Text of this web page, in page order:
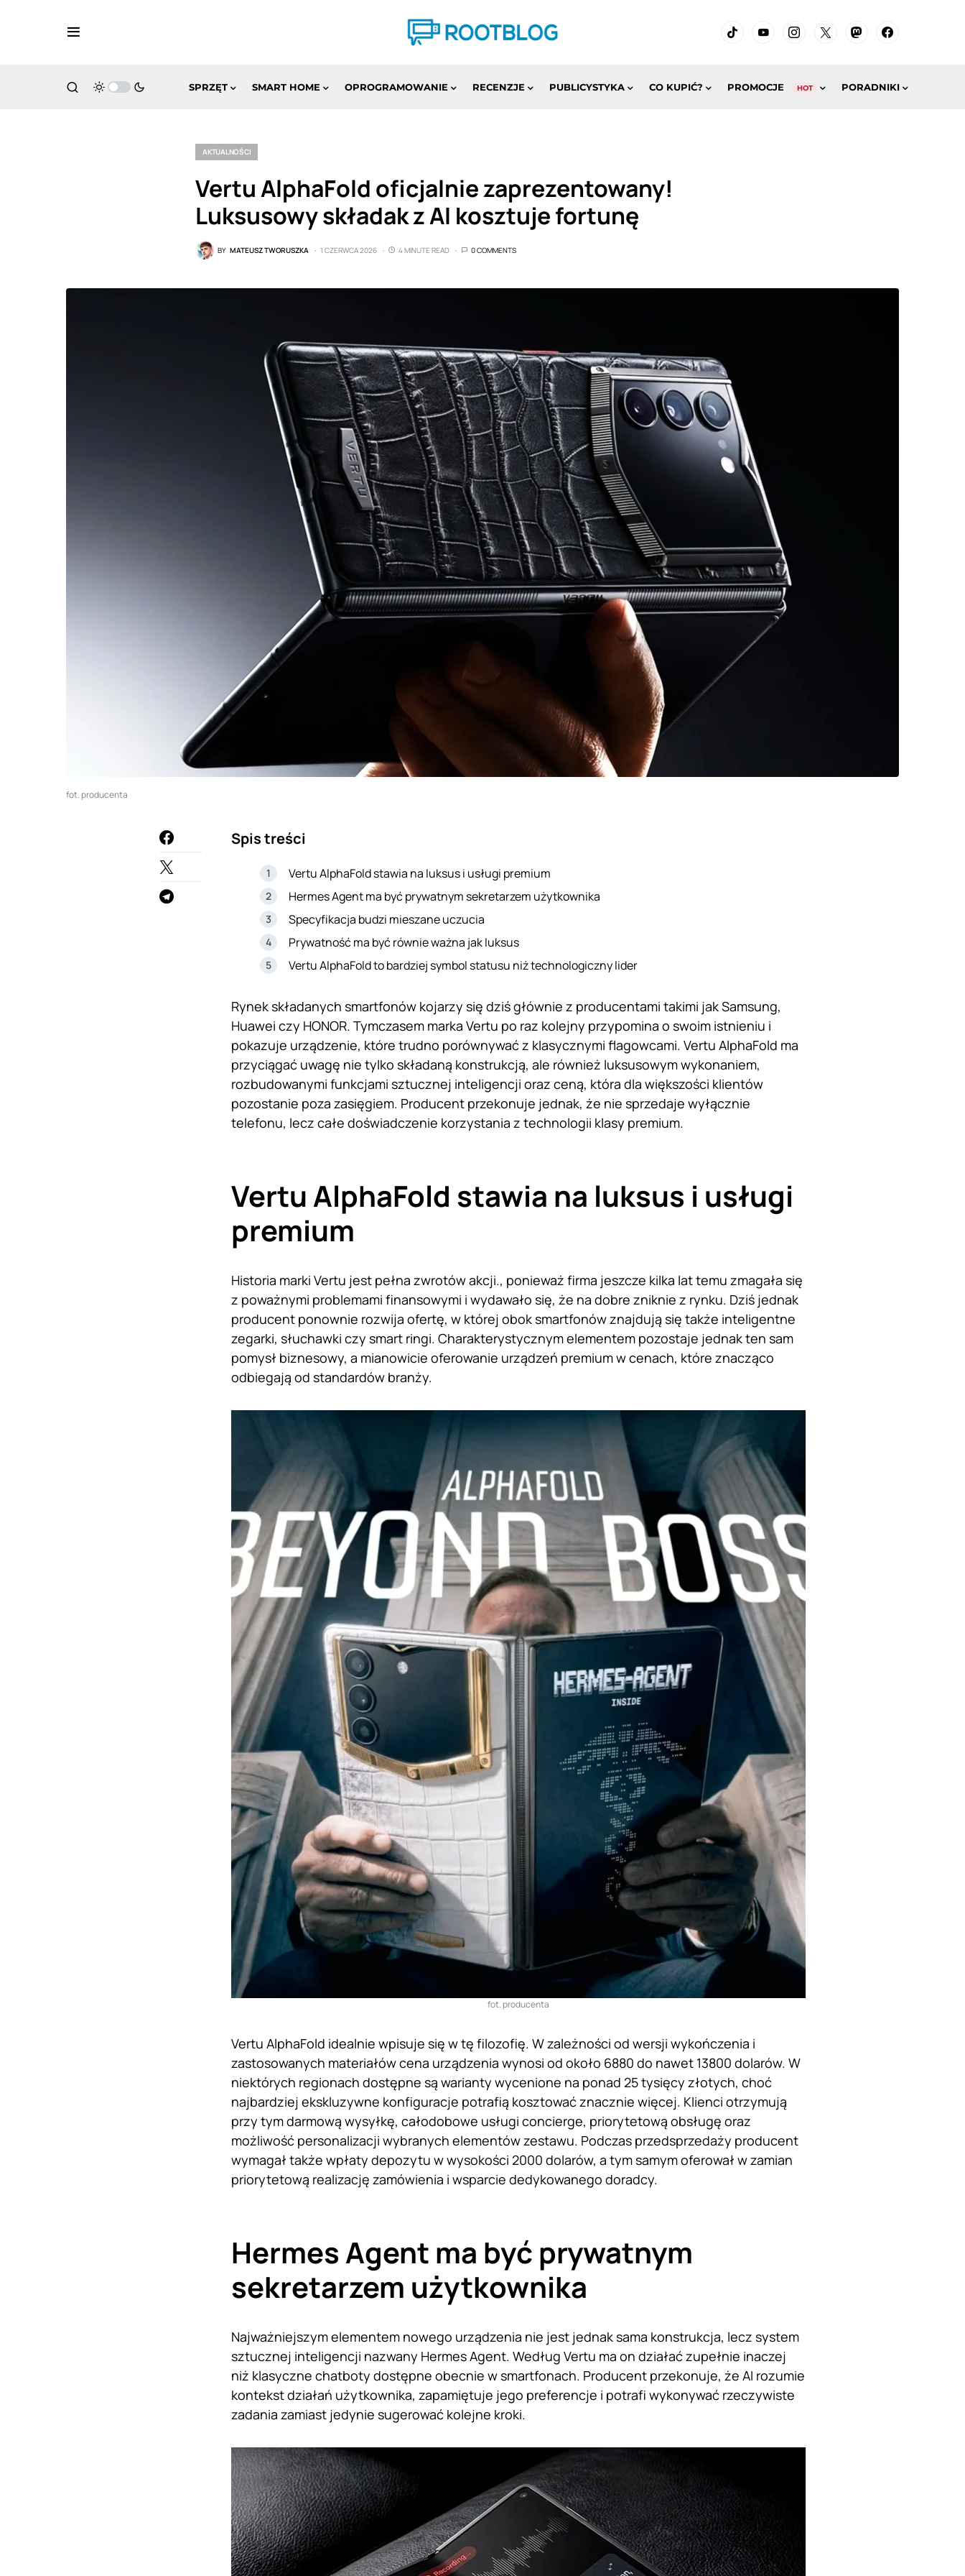
SPRZĘT SMART HOME OPROGRAMOWANIE RECENZJE PUBLICYSTYKA CO KUPIĆ? PROMOCJE HOT PORADNIKI
AKTUALNOŚCI
Vertu AlphaFold oficjalnie zaprezentowany!
Luksusowy składak z AI kosztuje fortunę
BY MATEUSZ TWORUSZKA 1 CZERWCA 2026 4 MINUTE READ 0 COMMENTS
fot. producenta
Spis treści
Vertu AlphaFold stawia na luksus i usługi premium
Hermes Agent ma być prywatnym sekretarzem użytkownika
Specyfikacja budzi mieszane uczucia
Prywatność ma być równie ważna jak luksus
Vertu AlphaFold to bardziej symbol statusu niż technologiczny lider
Rynek składanych smartfonów kojarzy się dziś głównie z producentami takimi jak Samsung,
Huawei czy HONOR. Tymczasem marka Vertu po raz kolejny przypomina o swoim istnieniu i
pokazuje urządzenie, które trudno porównywać z klasycznymi flagowcami. Vertu AlphaFold ma
przyciągać uwagę nie tylko składaną konstrukcją, ale również luksusowym wykonaniem,
rozbudowanymi funkcjami sztucznej inteligencji oraz ceną, która dla większości klientów
pozostanie poza zasięgiem. Producent przekonuje jednak, że nie sprzedaje wyłącznie
telefonu, lecz całe doświadczenie korzystania z technologii klasy premium.
Vertu AlphaFold stawia na luksus i usługi
premium
Historia marki Vertu jest pełna zwrotów akcji., ponieważ firma jeszcze kilka lat temu zmagała się
z poważnymi problemami finansowymi i wydawało się, że na dobre zniknie z rynku. Dziś jednak
producent ponownie rozwija ofertę, w której obok smartfonów znajdują się także inteligentne
zegarki, słuchawki czy smart ringi. Charakterystycznym elementem pozostaje jednak ten sam
pomysł biznesowy, a mianowicie oferowanie urządzeń premium w cenach, które znacząco
odbiegają od standardów branży.
fot. producenta
Vertu AlphaFold idealnie wpisuje się w tę filozofię. W zależności od wersji wykończenia i
zastosowanych materiałów cena urządzenia wynosi od około 6880 do nawet 13800 dolarów. W
niektórych regionach dostępne są warianty wycenione na ponad 25 tysięcy złotych, choć
najbardziej ekskluzywne konfiguracje potrafią kosztować znacznie więcej. Klienci otrzymują
przy tym darmową wysyłkę, całodobowe usługi concierge, priorytetową obsługę oraz
możliwość personalizacji wybranych elementów zestawu. Podczas przedsprzedaży producent
wymagał także wpłaty depozytu w wysokości 2000 dolarów, a tym samym oferował w zamian
priorytetową realizację zamówienia i wsparcie dedykowanego doradcy.
Hermes Agent ma być prywatnym
sekretarzem użytkownika
Najważniejszym elementem nowego urządzenia nie jest jednak sama konstrukcja, lecz system
sztucznej inteligencji nazwany Hermes Agent. Według Vertu ma on działać zupełnie inaczej
niż klasyczne chatboty dostępne obecnie w smartfonach. Producent przekonuje, że AI rozumie
kontekst działań użytkownika, zapamiętuje jego preferencje i potrafi wykonywać rzeczywiste
zadania zamiast jedynie sugerować kolejne kroki.